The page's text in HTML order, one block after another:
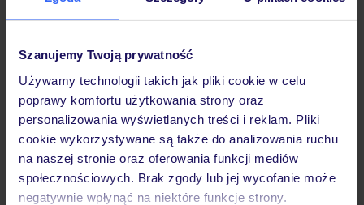
Szanujemy Twoją prywatność
Używamy technologii takich jak pliki cookie w celu
poprawy komfortu użytkowania strony oraz
personalizowania wyświetlanych treści i reklam. Pliki
cookie wykorzystywane są także do analizowania ruchu
na naszej stronie oraz oferowania funkcji mediów
społecznościowych. Brak zgody lub jej wycofanie może
negatywnie wpłynąć na niektóre funkcje strony.
Pokoje
Wyżywienie
Atrakcje